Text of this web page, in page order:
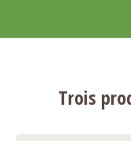
Trois